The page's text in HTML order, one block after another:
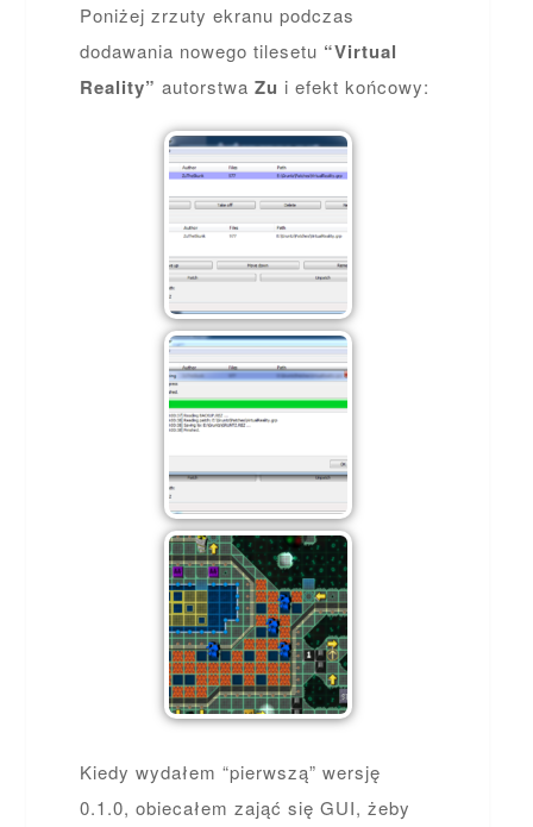
Poniżej zrzuty ekranu podczas
dodawania nowego tilesetu “Virtual
Reality” autorstwaZu i efekt końcowy:
Kiedy wydałem “pierwszą” wersję
0.1.0, obiecałem zająć się GUI, żeby